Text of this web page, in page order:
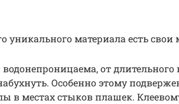
уникального материала есть
от длительного
Особенно этому
в местах стыков плашек.